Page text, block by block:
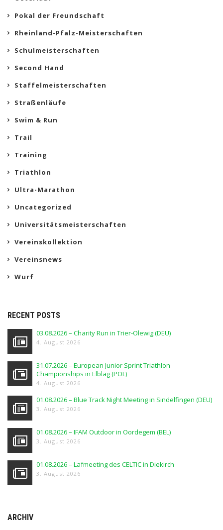
Pokal der Freundschaft
Rheinland-Pfalz-Meisterschaften
Schulmeisterschaften
Second Hand
Staffelmeisterschaften
Straßenläufe
Swim & Run
Trail
Training
Triathlon
Ultra-Marathon
Uncategorized
Universitätsmeisterschaften
Vereinskollektion
Vereinsnews
Wurf
RECENT POSTS
03.08.2026 – Charity Run in Trier-Olewig (DEU)
4. August 2026
31.07.2026 – European Junior Sprint Triathlon
Championships in Elblag (POL)
4. August 2026
01.08.2026 – Blue Track Night Meeting in Sindelfingen (DEU)
3. August 2026
01.08.2026 – IFAM Outdoor in Oordegem (BEL)
3. August 2026
01.08.2026 – Lafmeeting des CELTIC in Diekirch
3. August 2026
ARCHIV